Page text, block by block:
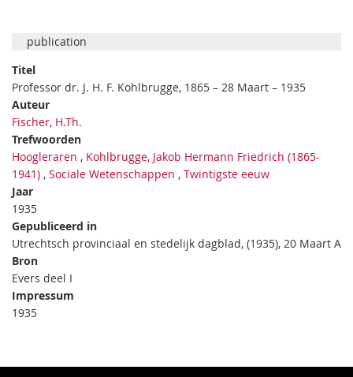
publication
Titel
Professor dr. J. H. F. Kohlbrugge, 1865 – 28 Maart – 1935
Auteur
Fischer, H.Th.
Trefwoorden
Hoogleraren , Kohlbrugge, Jakob Hermann Friedrich (1865-
1941) , Sociale Wetenschappen , Twintigste eeuw
Jaar
1935
Gepubliceerd in
Utrechtsch provinciaal en stedelijk dagblad, (1935), 20 Maart A
Bron
Evers deel I
Impressum
1935